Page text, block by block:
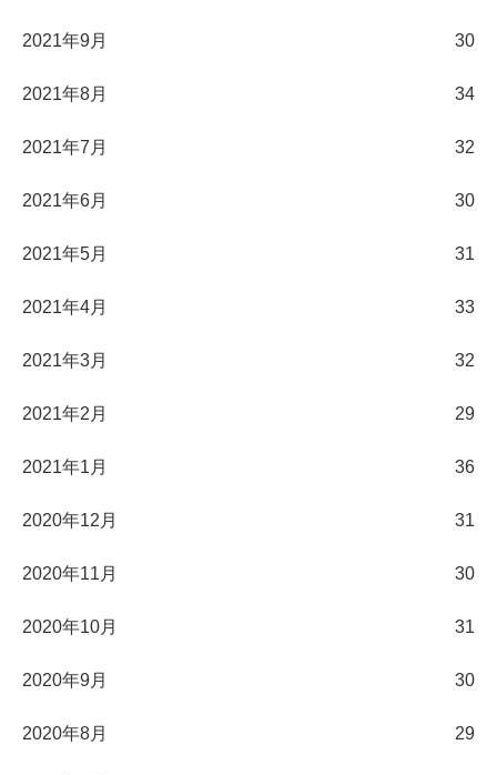
2021年9月 30
2021年8月 34
2021年7月 32
2021年6月 30
2021年5月 31
2021年4月 33
2021年3月 32
2021年2月 29
2021年1月 36
2020年12月 31
2020年11月 30
2020年10月 31
2020年9月 30
2020年8月 29